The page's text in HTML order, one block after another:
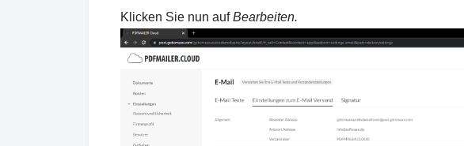
Klicken Sie nun aufBearbeiten.